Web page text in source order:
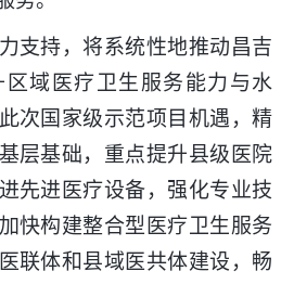
持，将系统性地推动昌吉
域医疗卫生服务能力与水
次国家级示范项目机遇，精
层基础，重点提升县级医院
先进医疗设备，强化专业技
快构建整合型医疗卫生服务
联体和县域医共体建设，畅